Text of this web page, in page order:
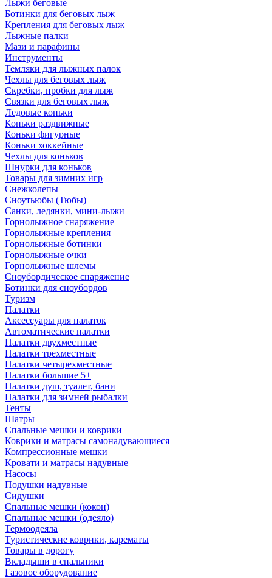
Лыжи беговые
Ботинки для беговых лыж
Крепления для беговых лыж
Лыжные палки
Мази и парафины
Инструменты
Темляки для лыжных палок
Чехлы для беговых лыж
Скребки, пробки для лыж
Связки для беговых лыж
Ледовые коньки
Коньки раздвижные
Коньки фигурные
Коньки хоккейные
Чехлы для коньков
Шнурки для коньков
Товары для зимних игр
Снежколепы
Сноутьюбы (Тюбы)
Санки, ледянки, мини-лыжи
Горнолыжное снаряжение
Горнолыжные крепления
Горнолыжные ботинки
Горнолыжные очки
Горнолыжные шлемы
Сноубордическое снаряжение
Ботинки для сноубордов
Туризм
Палатки
Аксессуары для палаток
Автоматические палатки
Палатки двухместные
Палатки трехместные
Палатки четырехместные
Палатки большие 5+
Палатки душ, туалет, бани
Палатки для зимней рыбалки
Тенты
Шатры
Спальные мешки и коврики
Коврики и матрасы самонадувающиеся
Компрессионные мешки
Кровати и матрасы надувные
Насосы
Подушки надувные
Сидушки
Спальные мешки (кокон)
Спальные мешки (одеяло)
Термоодеяла
Туристические коврики, карематы
Товары в дорогу
Вкладыши в спальники
Газовое оборудование